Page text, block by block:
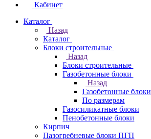
Кабинет
Каталог
Назад
Каталог
Блоки строительные
Назад
Блоки строительные
Газобетонные блоки
Назад
Газобетонные блоки
По размерам
Газосиликатные блоки
Пенобетонные блоки
Кирпич
Пазогребневые блоки ПГП